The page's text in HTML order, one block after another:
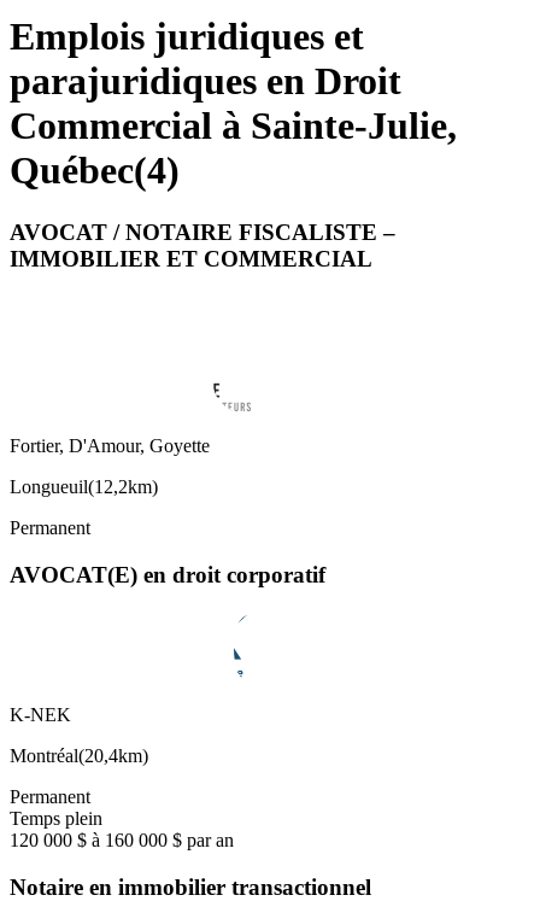
Emplois juridiques et
parajuridiques en Droit
Commercial à Sainte-Julie,
Québec(4)
AVOCAT / NOTAIRE FISCALISTE –
IMMOBILIER ET COMMERCIAL
Fortier, D'Amour, Goyette
Longueuil(12,2km)
Permanent
AVOCAT(E) en droit corporatif
K-NEK
Montréal(20,4km)
Permanent
Temps plein
120 000 $ à 160 000 $ par an
Notaire en immobilier transactionnel